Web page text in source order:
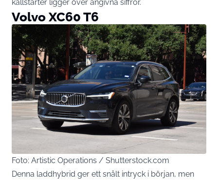
kallstarter ligger över angivna siffror.
Volvo XC60 T6
Foto: Artistic Operations / Shutterstock.com
Denna laddhybrid ger ett snålt intryck i början, men